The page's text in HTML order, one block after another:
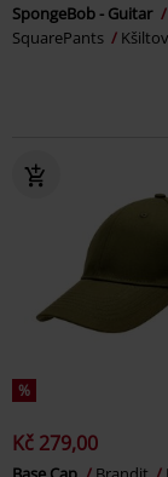
SpongeBob - Guitar
SquarePants
%
Kč 279,00